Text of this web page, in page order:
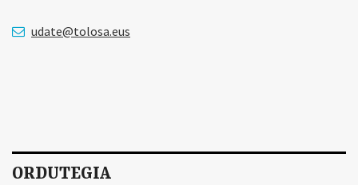
udate@tolosa.eus
ORDUTEGIA